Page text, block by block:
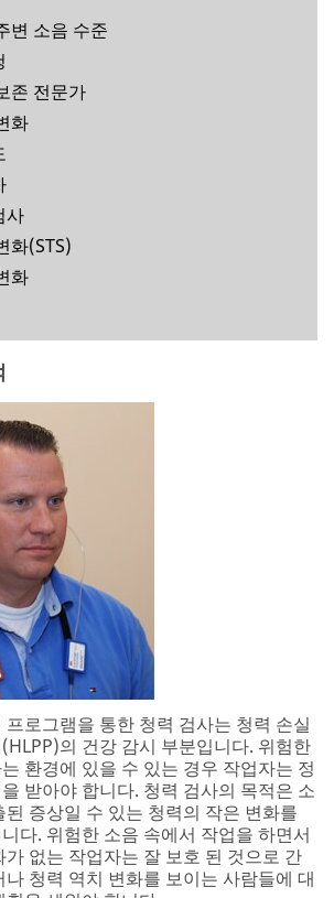
변 소음 수준
존 전문가
화
사
화(STS)
화
프로그램을 통한 청력 검사는 청력 손실
의 건강 감시 부분입니다. 위험한
환경에 있을 수 있는 경우 작업자는 정
받아야 합니다. 청력 검사의 목적은 소
된 증상일 수 있는 청력의 작은 변화를
다. 위험한 소음 속에서 작업을 하면서
가 없는 작업자는 잘 보호 된 것으로 간
나 청력 역치 변화를 보이는 사람들에 대